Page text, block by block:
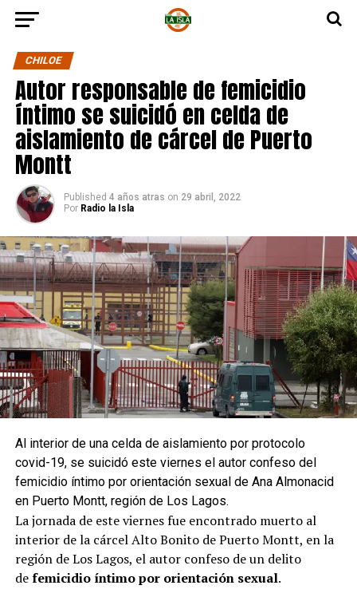
CHILOE
Autor responsable de femicidio
íntimo se suicidó en celda de
aislamiento de cárcel de Puerto
Montt
Published 4 años atras on 29 abril, 2022
Por Radio la Isla
Al interior de una celda de aislamiento por protocolo
covid-19, se suicidó este viernes el autor confeso del
femicidio íntimo por orientación sexual de Ana Almonacid
en Puerto Montt, región de Los Lagos.
La jornada de este viernes fue encontrado muerto al
interior de la cárcel Alto Bonito de Puerto Montt, en la
región de Los Lagos, el autor confeso de un delito
defemicidio íntimo por orientación sexual.